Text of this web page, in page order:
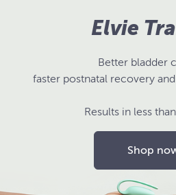
Elvie
Better bladder
faster postnatal recovery
Results in less
Shop